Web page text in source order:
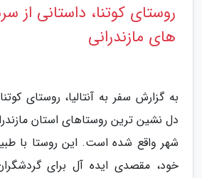
روستای کوتنا، داستانی
های مازندرانی
به گزارش سفر به آنتالیا، روستای
دل نشین ترین روستاهای استان
شهر واقع شده است. این روستا با
خود، مقصدی ایده آل برای